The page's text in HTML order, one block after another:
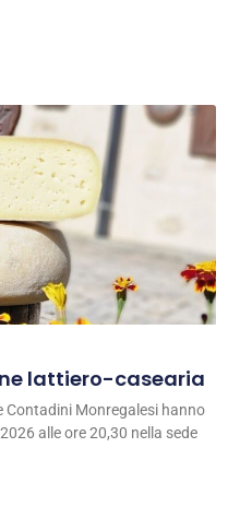
lattiero-casearia
Contadini Monregalesi hanno
alle ore 20,30 nella sede